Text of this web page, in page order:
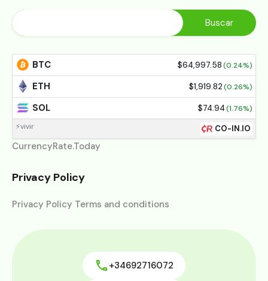
BTC $64,997.58(0.24%)
ETH $1,919.82(0.26%)
SOL $74.94(1.76%)
⚡vivir
CO-IN.IO
CurrencyRate.Today
Privacy Policy
Privacy Policy Terms and conditions
+34692716072